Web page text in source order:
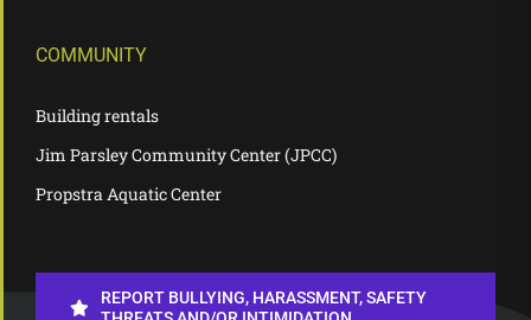
COMMUNITY
Building rentals
Jim Parsley Community Center (JPCC)
Propstra Aquatic Center
REPORT BULLYING, HARASSMENT, SAFETY